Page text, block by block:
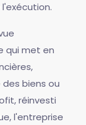
qui met en
biens ou
réinvesti
l'entreprise